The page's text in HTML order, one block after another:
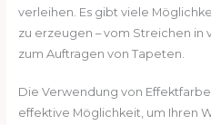
verleihen. Es gibt viele
zu erzeugen – vom Streichen in
zum Auftragen von Tapeten.
Die Verwendung von
effektive Möglichkeit, um Ihren